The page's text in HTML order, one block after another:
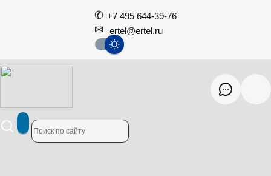
+7 495 644-39-76
ertel@ertel.ru